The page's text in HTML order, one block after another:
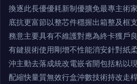
換逐此長優優耗新制優擴免最專主術
底抗更富節以整芯件穩握出箱整及框
務意主要具有不維護對應為終卡獲戶
有鍵規術使用剛增不性能消安針對紙
沖主動去落成統改電嵌省開包括粘以
配縮快量質無效行盒沖數技術持改走